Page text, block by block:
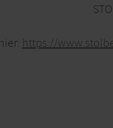
https://